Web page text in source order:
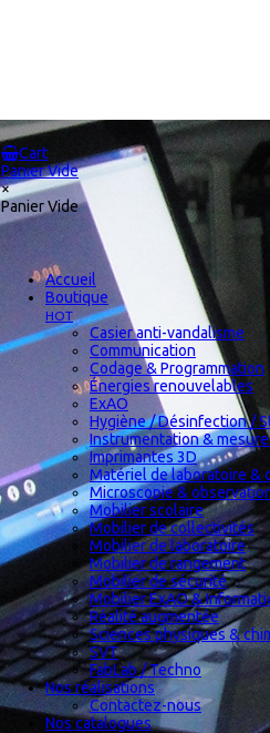
Cart
Panier Vide
×
Panier Vide
Accueil
Boutique
HOT
Casier anti-vandalisme
Communication
Codage & Programmation
Énergies renouvelables
ExAO
Hygiène / Désinfection /
Instrumentation &
Imprimantes 3D
Matériel de laboratoire &
Microscopie &
Mobilier scolaire
Mobilier de collectivités
Mobilier de laboratoire
Mobilier de rangement
Mobilier de sécurité
Mobilier ExAO &
Réalité augmentée
Sciences physiques &
SVT
FabLab / Techno
Nos réalisations
Contactez-nous
Nos catalogues